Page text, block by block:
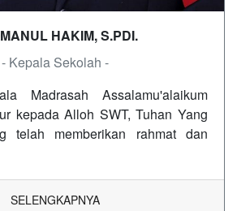
HAKIM, S.PDI.
- Kepala Sekolah -
Madrasah Assalamu'alaikum
kepada Alloh SWT, Tuhan Yang
telah memberikan rahmat dan
SELENGKAPNYA